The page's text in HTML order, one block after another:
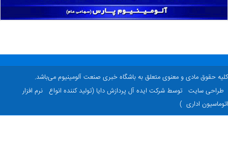
حقوق مادی و معنوی متعلق به باشگاه خبری صنعت آلومینیوم می‌باشد.
سایت توسط شرکت ایده آل پردازش دایا (تولید کننده انواع نرم افزار
اداری )